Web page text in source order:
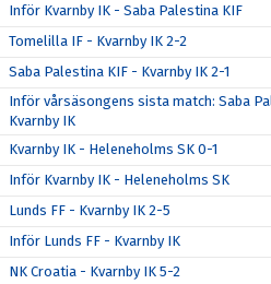
Inför Kvarnby IK - Saba Palestina KIF
Tomelilla IF - Kvarnby IK 2-2
Saba Palestina KIF - Kvarnby IK 2-1
Inför vårsäsongens sista match: Saba
Kvarnby IK
Kvarnby IK - Heleneholms SK 0-1
Inför Kvarnby IK - Heleneholms SK
Lunds FF - Kvarnby IK 2-5
Inför Lunds FF - Kvarnby IK
NK Croatia - Kvarnby IK 5-2